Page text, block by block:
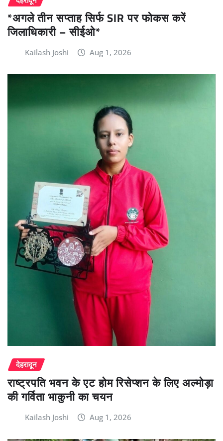
*अगले तीन सप्ताह सिर्फ SIR पर फोकस करें
जिलाधिकारी – सीईओ*
Kailash Joshi Aug 1, 2026
देहरादून
राष्ट्रपति भवन के एट होम रिसेप्शन के लिए अल्मोड़ा
की गर्विता भाकुनी का चयन
Kailash Joshi Aug 1, 2026